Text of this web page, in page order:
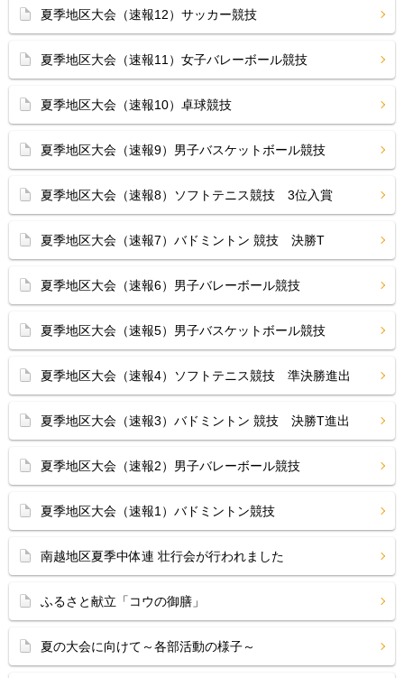
夏季地区大会（速報12）サッカー競技
夏季地区大会（速報11）女子バレーボール競技
夏季地区大会（速報10）卓球競技
夏季地区大会（速報9）男子バスケットボール競技
夏季地区大会（速報8）ソフトテニス競技 3位入賞
夏季地区大会（速報7）バドミントン 競技 決勝T
夏季地区大会（速報6）男子バレーボール競技
夏季地区大会（速報5）男子バスケットボール競技
夏季地区大会（速報4）ソフトテニス競技 準決勝進出
夏季地区大会（速報3）バドミントン 競技 決勝T進出
夏季地区大会（速報2）男子バレーボール競技
夏季地区大会（速報1）バドミントン競技
南越地区夏季中体連 壮行会が行われました
ふるさと献立「コウの御膳」
夏の大会に向けて～各部活動の様子～